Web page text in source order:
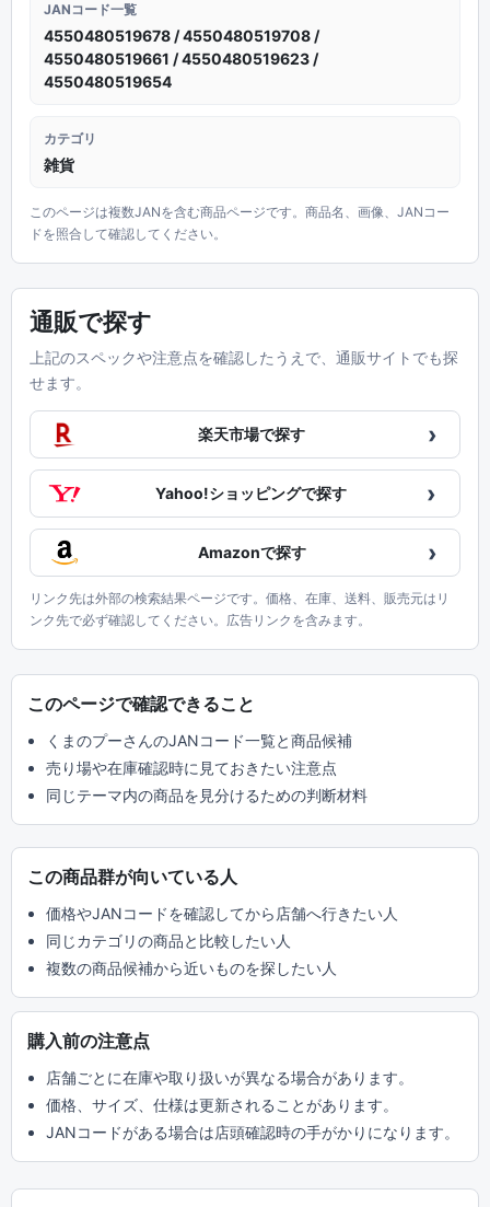
JANコード一覧
4550480519678 / 4550480519708 /
4550480519661 / 4550480519623 /
4550480519654
カテゴリ
雑貨
このページは複数JANを含む商品ページです。商品名、画像、JANコー
ドを照合して確認してください。
通販で探す
上記のスペックや注意点を確認したうえで、通販サイトでも探
せます。
楽天市場で探す ›
Yahoo!ショッピングで探す ›
Amazonで探す ›
リンク先は外部の検索結果ページです。価格、在庫、送料、販売元はリ
ンク先で必ず確認してください。広告リンクを含みます。
このページで確認できること
くまのプーさんのJANコード一覧と商品候補
売り場や在庫確認時に見ておきたい注意点
同じテーマ内の商品を見分けるための判断材料
この商品群が向いている人
価格やJANコードを確認してから店舗へ行きたい人
同じカテゴリの商品と比較したい人
複数の商品候補から近いものを探したい人
購入前の注意点
店舗ごとに在庫や取り扱いが異なる場合があります。
価格、サイズ、仕様は更新されることがあります。
JANコードがある場合は店頭確認時の手がかりになります。